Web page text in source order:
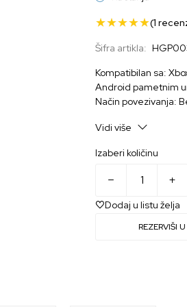
(1
Šifra artikla:
Kompatibilan sa:
Android pametnim
Način povezivanja:
Vidi više
Izaberi količinu
Dodaj u listu želja
REZERVIŠI